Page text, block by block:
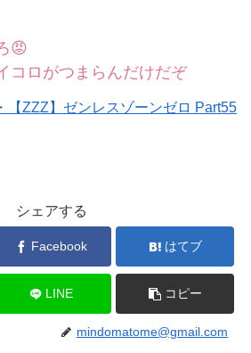
😡
コロがつまらんだけだぞ
・【ZZZ】ゼンレスゾーンゼロ Part55
シェアする
Facebook はてブ
LINE コピー
mindomatome@gmail.com